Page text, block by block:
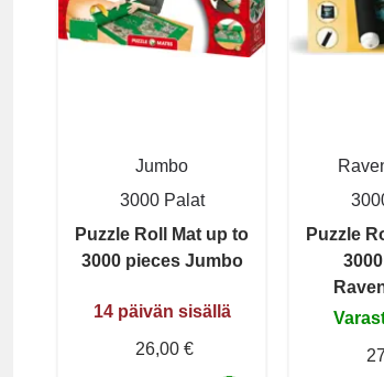
Jumbo
3000 Palat
Puzzle Roll Mat up to
3000 pieces Jumbo
14 päivän sisällä
26,00 €
Puzzle